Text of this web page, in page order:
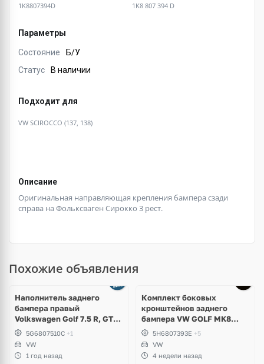
1K8807394D 1K8 807 394 D
Параметры
Состояние
Б/У
Статус
В наличии
Подходит для
VW SCIROCCO (137, 138)
Описание
Оригинальная направляющая крепления бампера сзади
справа на Фольксваген Сирокко 3 рест.
Похожие объявления
Наполнитель заднего
бампера правый
Volkswagen Golf 7.5 R, GTI,
GTD5G6807510C +1
VW
1 год назад
Комплект боковых
кронштейнов заднего
бампера VW GOLF MK8
5H6807394E; 5H6807393E
5H6807393E +5
VW
4 недели назад